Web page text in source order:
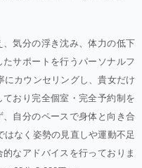
気分の浮き沈み、体力の低下
サポートを行うパーソナルフ
にカウンセリングし、貴女だけ
おり完全個室・完全予約制を
自分のペースで身体と向き合
なく姿勢の見直しや運動不足
なアドバイスを行っておりま